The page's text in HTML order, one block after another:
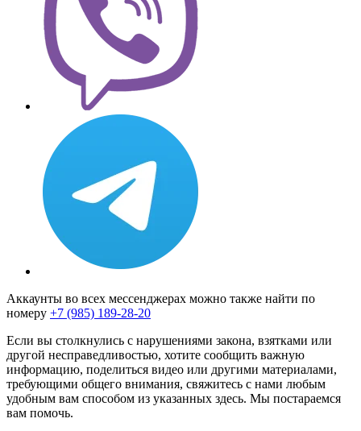
Аккаунты во всех мессенджерах можно также найти по
номеру +7 (985) 189-28-20
Если вы столкнулись с нарушениями закона, взятками или
другой несправедливостью, хотите сообщить важную
информацию, поделиться видео или другими материалами,
требующими общего внимания, свяжитесь с нами любым
удобным вам способом из указанных здесь. Мы постараемся
вам помочь.